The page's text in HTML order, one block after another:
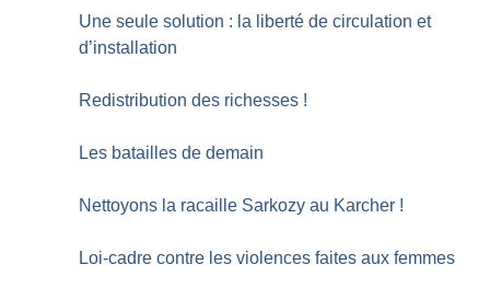
Une seule solution : la liberté de circulation et
d’installation
Redistribution des richesses !
Les batailles de demain
Nettoyons la racaille Sarkozy au Karcher !
Loi-cadre contre les violences faites aux femmes